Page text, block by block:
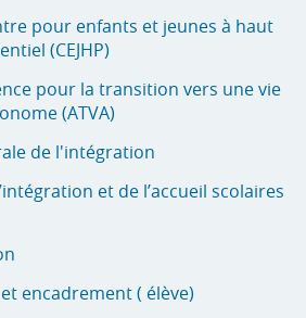
pour enfants et jeunes à haut
(CEJHP)
pour la transition vers une vie
(ATVA)
de l'intégration
et de l’accueil scolaires
encadrement ( élève)